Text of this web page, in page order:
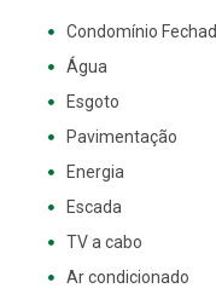
Condomínio
Água
Esgoto
Pavimentação
Energia
Escada
TV a cabo
Ar condicionado